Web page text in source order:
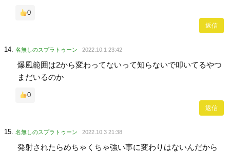
0
返信
名無しのスプラトゥーン 2022.10.1 23:42
爆風範囲は2から変わってないって知らないで叩いてるやつ
まだいるのか
0
返信
名無しのスプラトゥーン 2022.10.3 21:38
発射されたらめちゃくちゃ強い事に変わりはないんだから